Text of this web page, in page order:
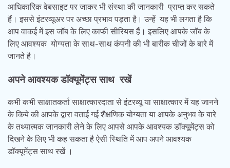
आधिकारिक वेबसाइट पर जाकर भी संस्था की जानकारी प्राप्त कर सकते
हैं। इससे इंटरव्यूअर पर अच्छा प्रभाव पड़ता है। उन्हें यह भी लगता है कि
आप वाकई में इस जॉब के लिए काफी सीरियस हैं। इसलिए आपके जॉब के
लिए आवश्यक योग्यता के साथ-साथ कंपनी की भी बारीक चीजों के बारे में
जानते है।
अपने आवश्यक डॉक्यूमेंट्स साथ रखें
कभी कभी साक्षातकर्ता साक्षात्कारदाता से इंटरव्यू या साक्षात्कार में यह जानने
के किये की आपके द्वारा वताई गई शैक्षणिक योग्यता या आपके अनुभव के बारे
के तथ्यात्मक जानकारी लेने के लिए आपसे आपके आवश्यक डॉक्यूमेंट्स को
दिखने के लिए भी कह सकता है ऐसी स्थिति में आप अपने आवश्यक
डॉक्यूमेंट्स साथ रखें ।